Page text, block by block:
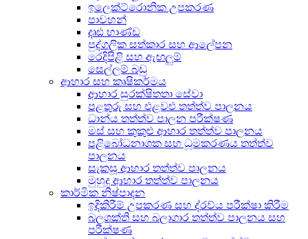
ඉලෙක්ට්රොනික උපකරණ
පාවහන්
දෘඪ භාණ්ඩ
පුද්ගලික සත්කාර සහ ආලේපන
රෙදිපිළි සහ ඇඟලුම්
සෙල්ලම් බඩු
ආහාර සහ කෘෂිකර්මය
ආහාර සුරක්ෂිතතා සේවා
පළතුරු සහ එළවළු තත්ත්ව පාලනය
ධාන්ය තත්ත්ව පාලන පරීක්ෂණ
මස් සහ කුකුළු ආහාර තත්ත්ව පාලනය
පළිබෝධනාශක සහ ධූමකරණය තත්ත්ව
පාලනය
සැකසූ ආහාර තත්ත්ව පාලනය
මුහුදු ආහාර තත්ත්ව පාලනය
කාර්මික නිෂ්පාදන
ඉදිකිරීම් උපකරණ සහ ද්රව්ය පරීක්ෂා කිරීම
බලශක්ති සහ බලාගාර තත්ත්ව පාලනය සහ
පරීක්ෂණ